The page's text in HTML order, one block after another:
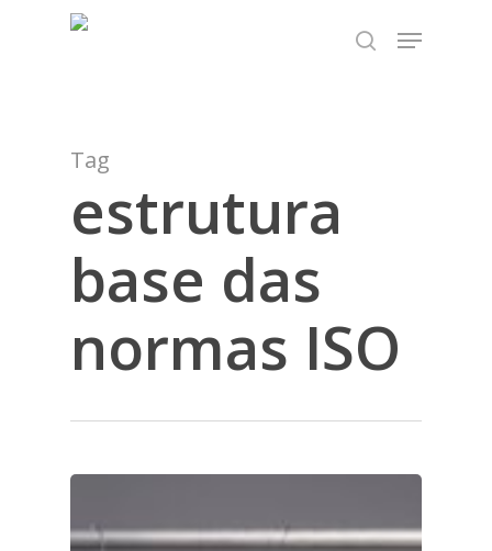
TEST89838
search
Menu
Tag
estrutura
base das
normas ISO